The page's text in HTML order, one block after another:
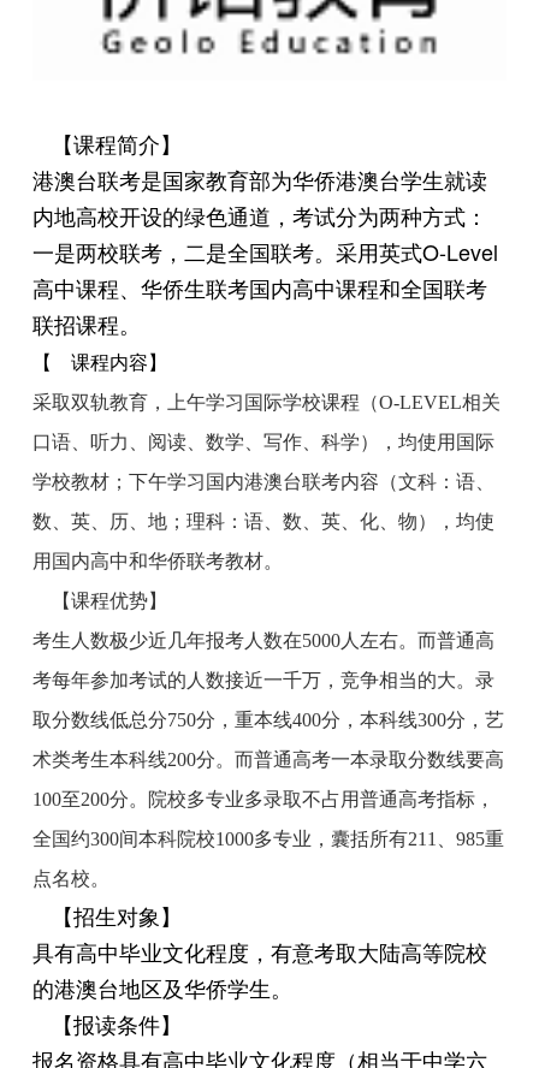
【课程简介】
港澳台联考是国家教育部为华侨港澳台学生就读
内地高校开设的绿色通道，考试分为两种方式：
一是两校联考，二是全国联考。采用英式O-Level
高中课程、华侨生联考国内高中课程和全国联考
联招课程。
【
课程内容】
采取双轨教育，上午学习国际学校课程（O-LEVEL相关
口语、听力、阅读、数学、写作、科学），均使用国际
学校教材；下午学习国内港澳台联考内容（文科：语、
数、英、历、地；理科：语、数、英、化、物），均使
用国内高中和华侨联考教材。
【课程优势】
考生人数极少近几年报考人数在5000人左右。而普通高
考每年参加考试的人数接近一千万，竞争相当的大。录
取分数线低总分750分，重本线400分，本科线300分，艺
术类考生本科线200分。而普通高考一本录取分数线要高
100至200分。院校多专业多录取不占用普通高考指标，
全国约300间本科院校1000多专业，囊括所有211、985重
点名校。
【招生对象】
具有高中毕业文化程度，有意考取大陆高等院校
的港澳台地区及华侨学生。
【报读条件】
报名资格具有高中毕业文化程度（相当于中学六